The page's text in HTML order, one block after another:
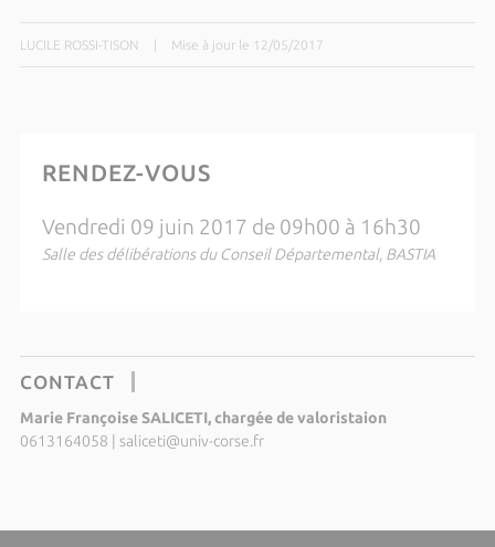
LUCILE ROSSI-TISON Mise à jour le 12/05/2017
RENDEZ-VOUS
Vendredi 09 juin 2017 de 09h00 à 16h30
Salle des délibérations du Conseil Départemental, BASTIA
CONTACT
Marie Françoise SALICETI, chargée de valoristaion
0613164058
saliceti@univ-corse.fr